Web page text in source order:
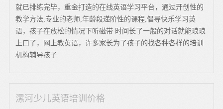
就已排练完毕，重金打造的在线英语学习平台，通过开创性的
教学方法,专业的老师,年龄段递阶性的课程,倡导快乐学习英
语，孩子在放松的情况下听磁带 时间长了一般的对话就能琅琅
上口了，网上教英语，许多家长为了孩子的找各种各样的培训
机构辅导孩子
漯河少儿英语培训价格